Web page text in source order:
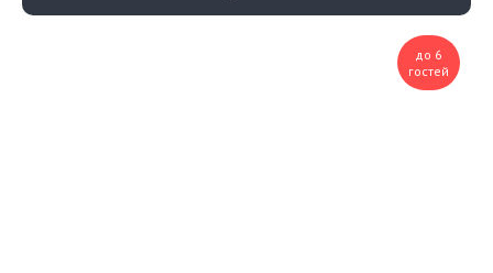
до 6
гостей